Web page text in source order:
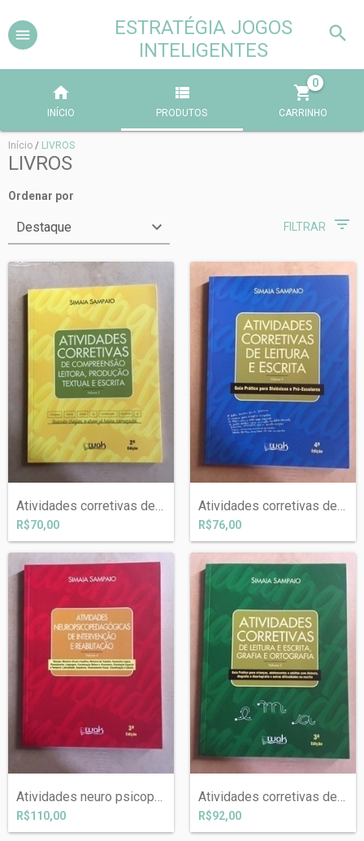
ESTRATÉGIA JOGOS
INTELIGENTES
INÍCIO PRODUTOS CARRINHO
0
Início / LIVROS
LIVROS
Ordenar por
FILTRAR
Atividades corretivas de compreensão lei...
R$70,00
Atividades corretivas de leitura e escri...
R$76,00
Atividades neuro psicopedagógicas interv...
R$110,00
Atividades corretivas de leitura e escri...
R$92,00